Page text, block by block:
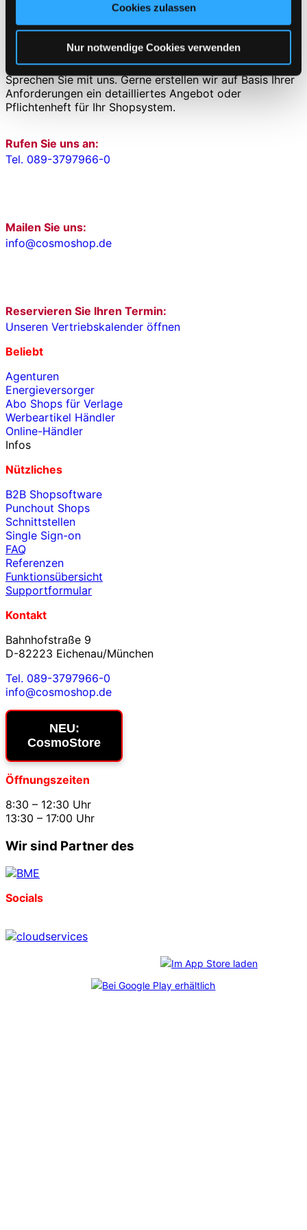
Cookies, wenn Sie unsere Webseite weiterhin nutzen.
Cookies zulassen
Nur notwendige Cookies verwenden
READY FOR TAKE-OFF?
HABEN WIR IHR INTERESSE GEWECKT?
Sprechen Sie mit uns. Gerne erstellen wir auf Basis Ihrer
Anforderungen ein detailliertes Angebot oder
Pflichtenheft für Ihr Shopsystem.
Rufen Sie uns an:
Tel. 089-3797966-0
Mailen Sie uns:
info@cosmoshop.de
Reservieren Sie Ihren Termin:
Unseren Vertriebskalender öffnen
Beliebt
Agenturen
Energieversorger
Abo Shops für Verlage
Werbeartikel Händler
Online-Händler
Infos
Nützliches
B2B Shopsoftware
Punchout Shops
Schnittstellen
Single Sign-on
FAQ
Referenzen
Funktionsübersicht
Supportformular
Kontakt
Bahnhofstraße 9
D-82223 Eichenau/München
Tel. 089-3797966-0
info@cosmoshop.de
NEU:
CosmoStore
Öffnungszeiten
8:30 – 12:30 Uhr
13:30 – 17:00 Uhr
Wir sind Partner des
Socials